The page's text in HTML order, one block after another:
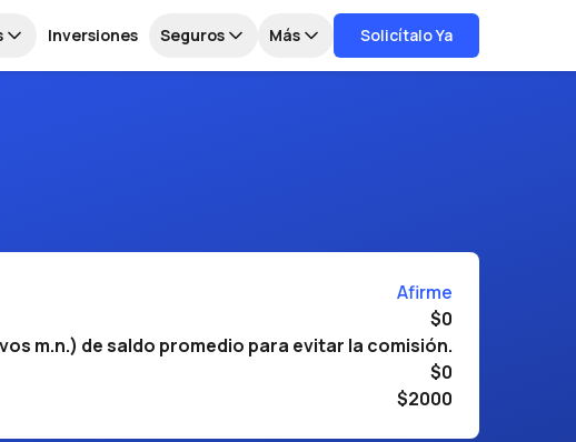
Inversiones Seguros Más Solicítalo Ya
Afirme
$0
m.n.) de saldo promedio para evitar la comisión.
$0
$2000